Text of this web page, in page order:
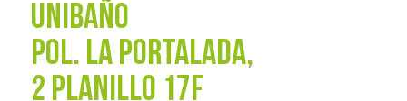
UNIBAÑO
POL. La Portalada,
2 PLANILLO 17F